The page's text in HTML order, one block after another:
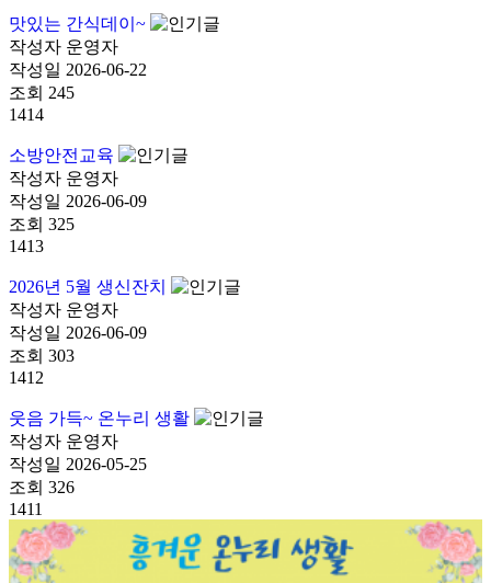
맛있는 간식데이~
작성자 운영자
작성일 2026-06-22
조회 245
1414
소방안전교육
작성자 운영자
작성일 2026-06-09
조회 325
1413
2026년 5월 생신잔치
작성자 운영자
작성일 2026-06-09
조회 303
1412
웃음 가득~ 온누리 생활
작성자 운영자
작성일 2026-05-25
조회 326
1411